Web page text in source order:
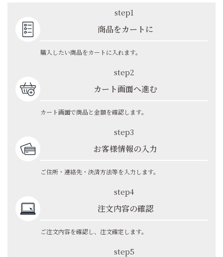
step1
商品をカートに
購入したい商品をカートに入れます。
step2
カート画面へ進む
カート画面で商品と金額を確認します。
step3
お客様情報の入力
ご住所・連絡先・決済方法等を入力します。
step4
注文内容の確認
ご注文内容を確認し、注文確定します。
step5